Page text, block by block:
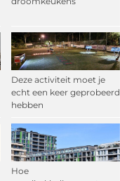
Deze activiteit moet je
echt een keer geprobeerd
hebben
Hoe